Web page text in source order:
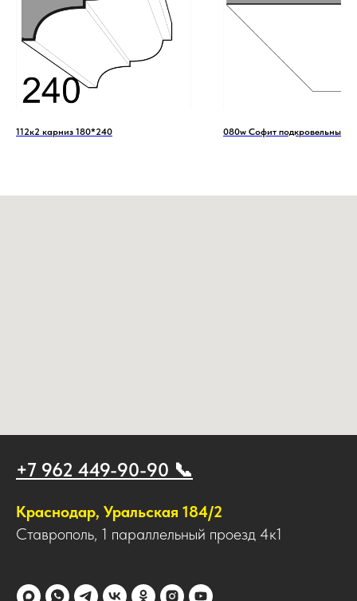
112к2 карниз 180*240 080w Софит подкровельный
+7 962 449-90-90 📞
Краснодар, Уральская 184/2
Ставрополь, 1 параллельный проезд 4к1